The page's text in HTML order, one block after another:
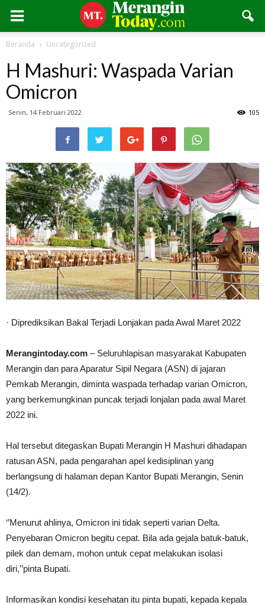
Beranda Uncategorized
H Mashuri: Waspada Varian
Omicron
Senin, 14 Februari 2022 105
· Diprediksikan Bakal Terjadi Lonjakan pada Awal Maret 2022
Merangintoday.com – Seluruhlapisan masyarakat Kabupaten
Merangin dan para Aparatur Sipil Negara (ASN) di jajaran
Pemkab Merangin, diminta waspada terhadap varian Omicron,
yang berkemungkinan puncak terjadi lonjalan pada awal Maret
2022 ini.
Hal tersebut ditegaskan Bupati Merangin H Mashuri dihadapan
ratusan ASN, pada pengarahan apel kedisiplinan yang
berlangsung di halaman depan Kantor Bupati Merangin, Senin
(14/2).
‘’Menurut ahlinya, Omicron ini tidak seperti varian Delta.
Penyebaran Omicron begitu cepat. Bila ada gejala batuk-batuk,
pilek dan demam, mohon untuk cepat melakukan isolasi
diri,’’pinta Bupati.
Informasikan kondisi kesehatan itu pinta bupati, kepada kepala